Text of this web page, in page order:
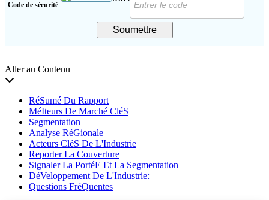
Code de sécurité
Soumettre
Aller au Contenu
RéSumé Du Rapport
MéIteurs De Marché CléS
Segmentation
Analyse RéGionale
Acteurs CléS De L'Industrie
Reporter La Couverture
Signaler La PortéE Et La Segmentation
DéVeloppement De L'Industrie:
Questions FréQuentes